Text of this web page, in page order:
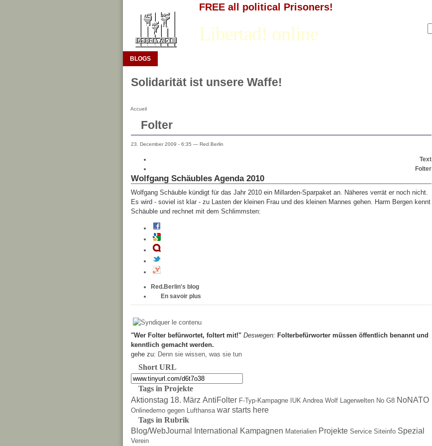
FREE all political Prisoners!
Libertad! online
BLOGS
Solidarität ist unsere Waffe!
Accueil
Folter
23. December 2009 - 6:35 — Red.Berlin
Text
Folter
Wolfgang Schäubles Agenda 2010
Wolfgang Schäuble kündigt für das Jahr 2010 ein Millarden-Sparpaket an. Näheres verrät er noch nicht.
Es wird - soviel ist klar - zu Lasten der kleinen Frau und des kleinen Mannes gehen. Harm Bergen kennt
Schäuble und rechnet mit dem Schlimmsten:
Red.Berlin's blog
En savoir plus
"Wer Folter befürwortet, foltert mit!" Deswegen: Folterbefürworter müssen öffentlich benannt und
kenntlich gemacht werden.
gehe zu: Denn sie wissen, was sie tun
Short URL
Tags in Projekte
Aktionstag 18. März AntiFolter F-Typ-Kampagne IUK Andrea Wolf Lagerwelten No G8 NoNATO
Onlinedemo gegen Lufthansa war starts here
Tags in Rubrik
Blog/WebJournal International Kampagnen Materialien Projekte Service Siteinfo Spezial
Verein